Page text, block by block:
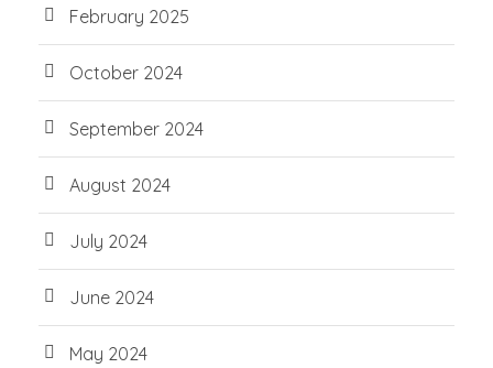
February 2025
October 2024
September 2024
August 2024
July 2024
June 2024
May 2024